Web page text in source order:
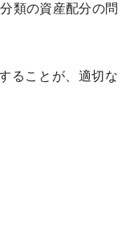
類の資産配分の問
ることが、適切な